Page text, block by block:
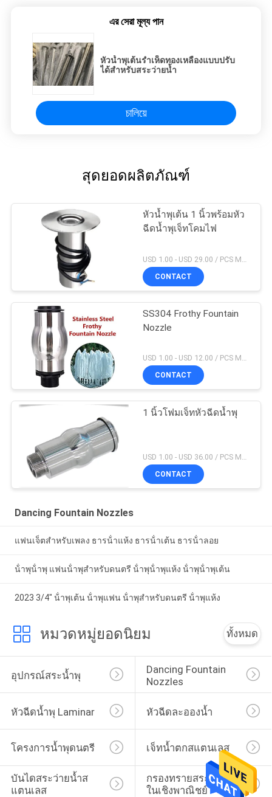
এর সেরা মূল্য পান
หัวน้ำพุเต้นรำเห็ดทองเหลืองแบบปรับ
ได้สำหรับสระว่ายน้ำ
চালিয়ে
สุดยอดผลิตภัณฑ์
หัวน้ำพุเต้น 1 นิ้วพร้อมหัว
ฉีดน้ำพุเจ็ทโคมไฟ
CONTACT
SS304 Frothy Fountain
Nozzle
USD 1.00 - USD 12.00 / PCS MOQ:1 ชิ้น
CONTACT
1 นิ้วโฟมเจ็ทหัวฉีดน้ำพุ
USD 1.00 - USD 36.00 / PCS MOQ:1 ชิ้น
CONTACT
Dancing Fountain Nozzles
แฟนเจ็ตสําหรับเพลง ธารน้ําแห้ง ธารน้ําเต้น ธารน้ําลอย
น้ําพุน้ําพุ แฟนน้ําพุสําหรับดนตรี น้ําพุน้ําพุแห้ง น้ําพุน้ําพุเต้น
2023 3/4" น้ําพุเต้น น้ําพุแฟน น้ําพุสําหรับดนตรี น้ําพุแห้ง
หมวดหมู่ยอดนิยม ทั้งหมด
อุปกรณ์สระน้ำพุ
Dancing Fountain
Nozzles
หัวฉีดน้ำพุ Laminar หัวฉีดละอองน้ำ
โครงการน้ำพุดนตรี เจ็ทน้ำตกสแตนเลส
บันไดสระว่ายน้ำส
แตนเลส
กรองทรายสระว่ายน้ำ
ในเชิงพาณิชย์